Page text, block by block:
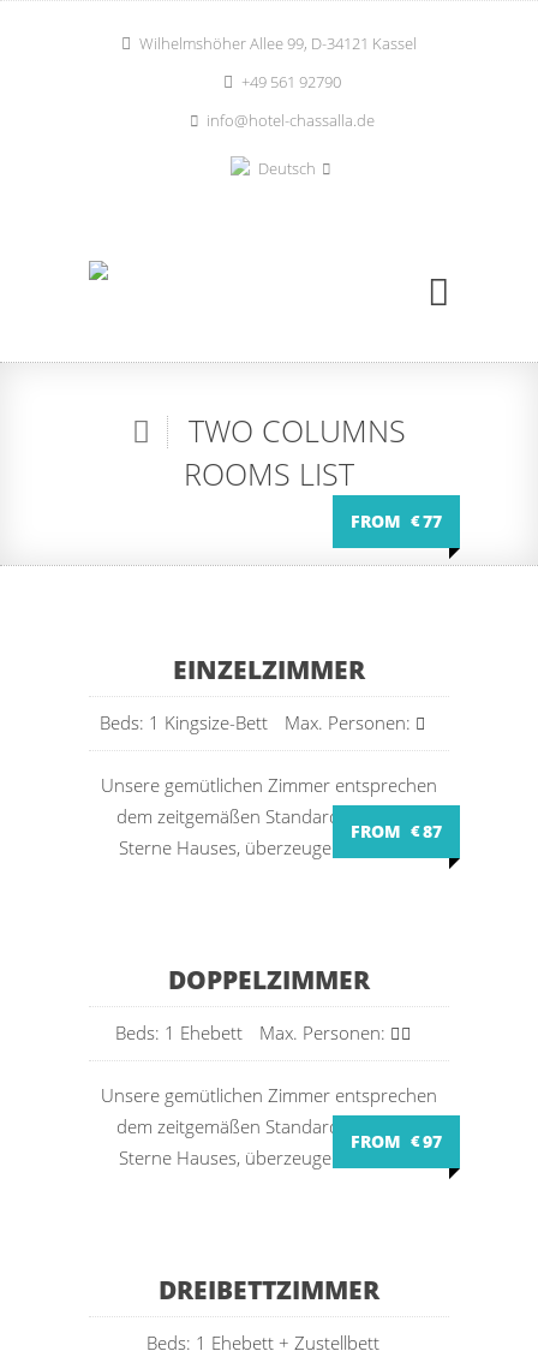
Wilhelmshöher Allee 99, D-34121 Kassel
+49 561 92790
info@hotel-chassalla.de
Deutsch
TWO COLUMNS
ROOMS LIST
FROM €77
EINZELZIMMER
Beds: 1 Kingsize-Bett Max. Personen:
Unsere gemütlichen Zimmer entsprechen
dem zeitgemäßen Standard eines drei
Sterne Hauses, überzeugen Sie sich...
FROM €87
DOPPELZIMMER
Beds: 1 Ehebett Max. Personen:
Unsere gemütlichen Zimmer entsprechen
dem zeitgemäßen Standard eines drei
Sterne Hauses, überzeugen Sie sich...
FROM €97
DREIBETTZIMMER
Beds: 1 Ehebett + Zustellbett